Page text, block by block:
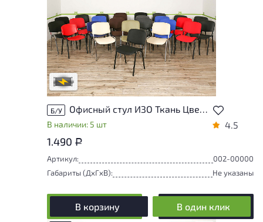
Степень износа находится на стадии
проверки. Вы можете уточнить
дополнительную информацию у
сотрудников магазина
В обработке
Б/У Офисный стул ИЗО Ткань Цвет в ассортименте Россия
В наличии: 5 шт 4.5
1.490 Р
Артикул:
002-00000
Габариты (ДxГxВ):
Не указаны
В корзину В один клик